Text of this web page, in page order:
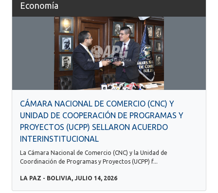
Economía
CÁMARA NACIONAL DE COMERCIO (CNC) Y
UNIDAD DE COOPERACIÓN DE PROGRAMAS Y
PROYECTOS (UCPP) SELLARON ACUERDO
INTERINSTITUCIONAL
La Cámara Nacional de Comercio (CNC) y la Unidad de
Coordinación de Programas y Proyectos (UCPP) f...
LA PAZ - BOLIVIA, JULIO 14, 2026